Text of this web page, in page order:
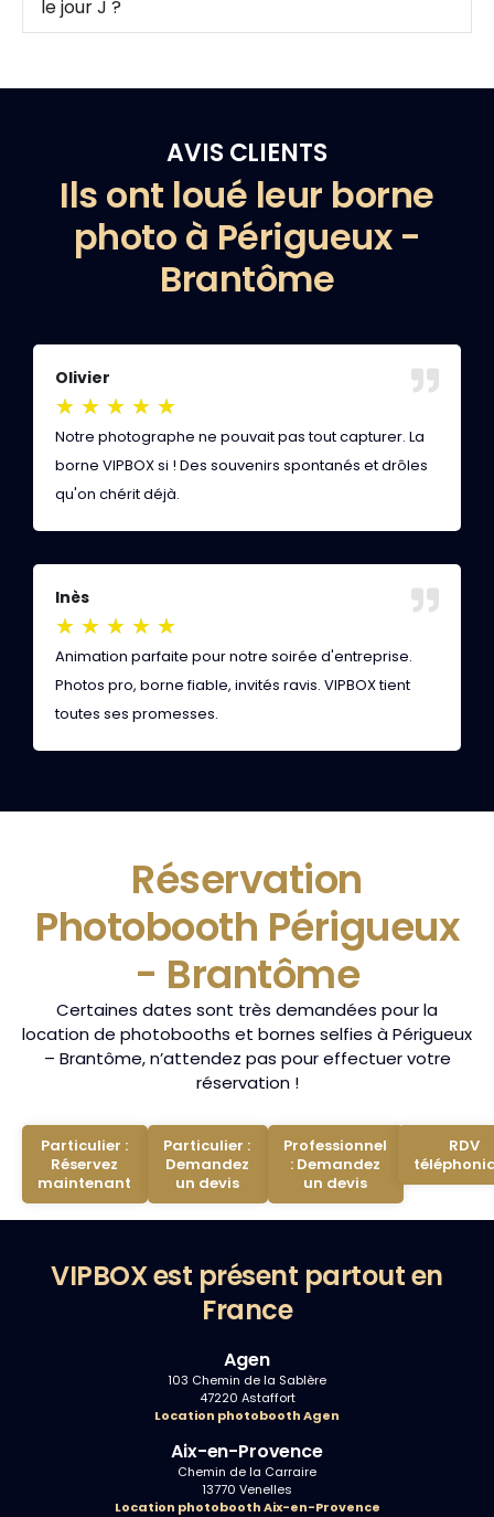
le jour J ?
AVIS CLIENTS
Ils ont loué leur borne
photo à Périgueux -
Brantôme
Olivier
★ ★ ★ ★ ★
Notre photographe ne pouvait pas tout capturer. La
borne VIPBOX si ! Des souvenirs spontanés et drôles
qu'on chérit déjà.
Inès
★ ★ ★ ★ ★
Animation parfaite pour notre soirée d'entreprise.
Photos pro, borne fiable, invités ravis. VIPBOX tient
toutes ses promesses.
Réservation
Photobooth Périgueux
- Brantôme
Certaines dates sont très demandées pour la
location de photobooths et bornes selfies à Périgueux
– Brantôme, n’attendez pas pour effectuer votre
réservation !
Particulier :
Réservez
maintenant
Particulier :
Demandez
un devis
Professionnel
: Demandez
un devis
RDV
VIPBOX est présent partout en
France
Agen
103 Chemin de la Sablère
47220 Astaffort
Location photobooth Agen
Aix-en-Provence
Chemin de la Carraire
13770 Venelles
Location photobooth Aix-en-Provence